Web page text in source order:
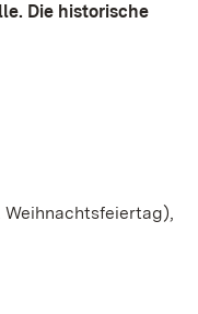
Die historische
Weihnachtsfeiertag),